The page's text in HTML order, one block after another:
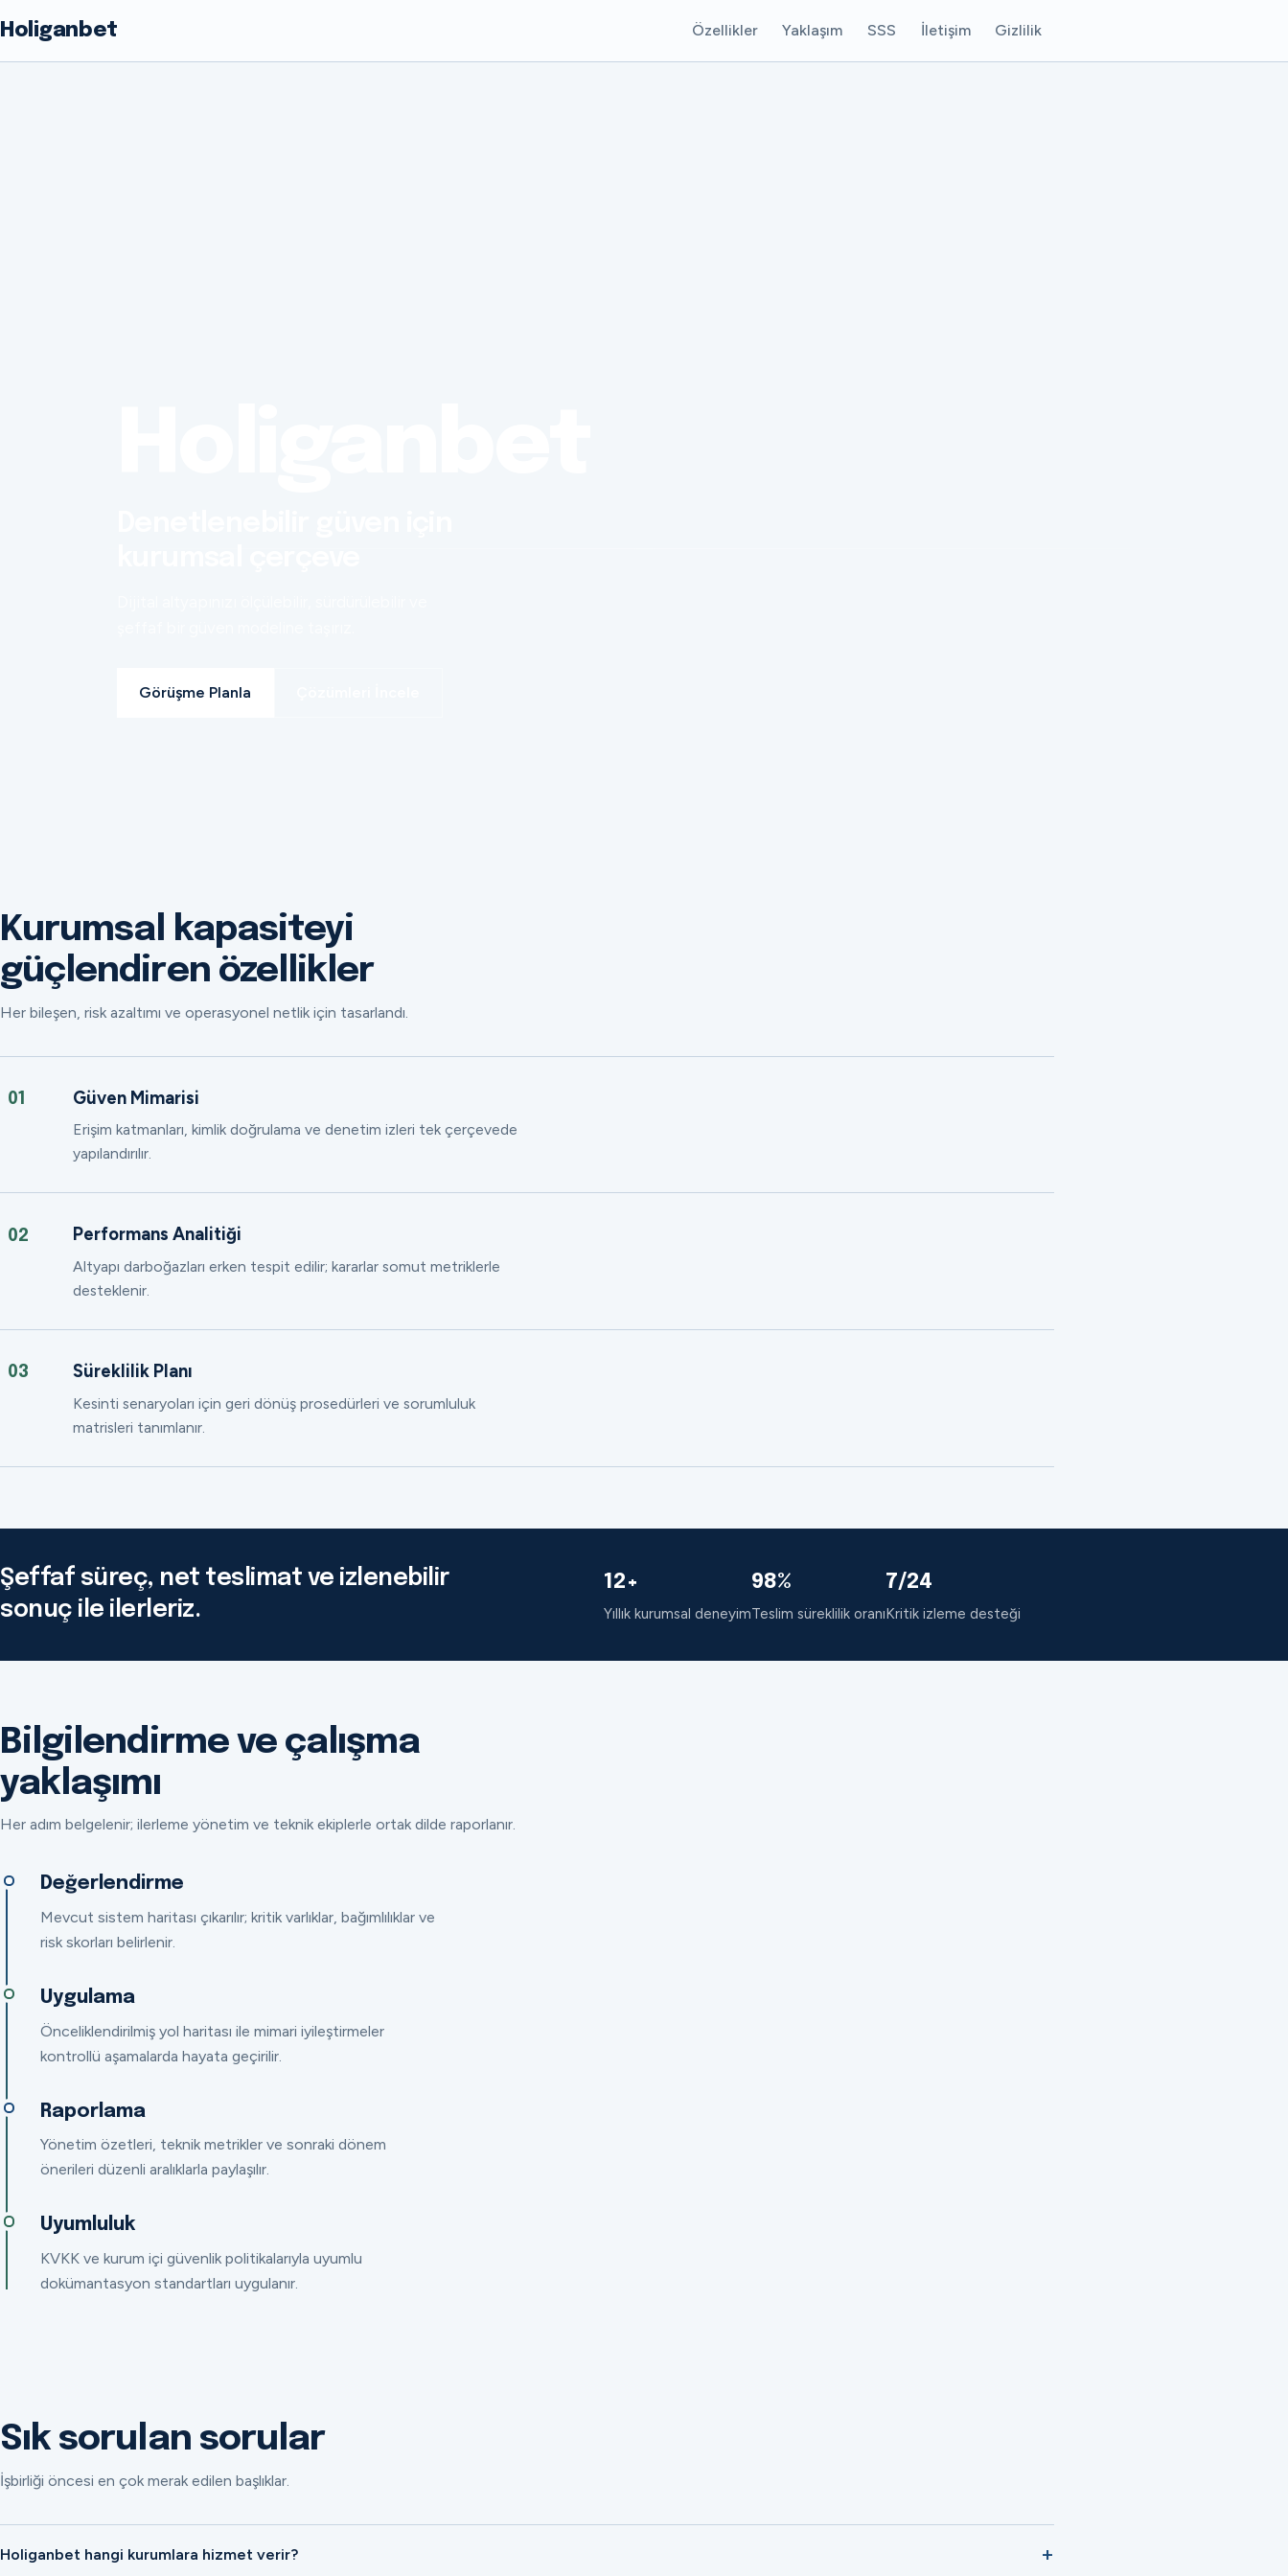
Holiganbet Özellikler Yaklaşım SSS İletişim Gizlilik
Görüşme Planla
Kurumsal kapasiteyi
güçlendiren özellikler
Her bileşen, risk azaltımı ve operasyonel netlik için tasarlandı.
01 Güven Mimarisi
Erişim katmanları, kimlik doğrulama ve denetim izleri tek çerçevede
yapılandırılır.
02 Performans Analitiği
Altyapı darboğazları erken tespit edilir; kararlar somut metriklerle
desteklenir.
03 Süreklilik Planı
Kesinti senaryoları için geri dönüş prosedürleri ve sorumluluk
matrisleri tanımlanır.
Şeffaf süreç, net teslimat ve izlenebilir
sonuç ile ilerleriz.
12+
Yıllık kurumsal deneyim
98%
Teslim süreklilik oranı
7/24
Kritik izleme desteği
Bilgilendirme ve çalışma
yaklaşımı
Her adım belgelenir; ilerleme yönetim ve teknik ekiplerle ortak dilde raporlanır.
Değerlendirme
Mevcut sistem haritası çıkarılır; kritik varlıklar, bağımlılıklar ve
risk skorları belirlenir.
Uygulama
Önceliklendirilmiş yol haritası ile mimari iyileştirmeler
kontrollü aşamalarda hayata geçirilir.
Raporlama
Yönetim özetleri, teknik metrikler ve sonraki dönem
önerileri düzenli aralıklarla paylaşılır.
Uyumluluk
KVKK ve kurum içi güvenlik politikalarıyla uyumlu
dokümantasyon standartları uygulanır.
Sık sorulan sorular
İşbirliği öncesi en çok merak edilen başlıklar.
Holiganbet hangi kurumlara hizmet verir?